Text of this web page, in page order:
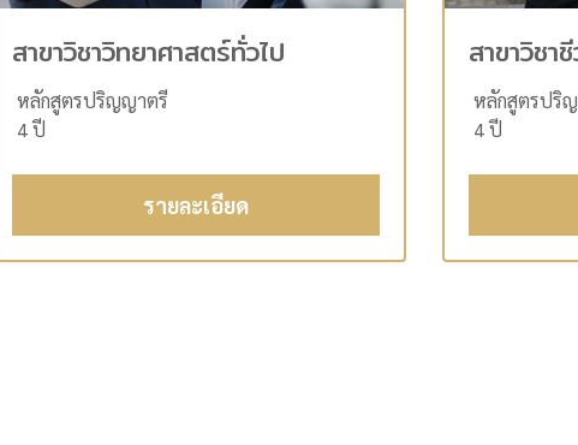
สาขาวิชาวิทยาศาสตร์ทั่วไป
หลักสูตรปริญญาตรี
4 ปี
รายละเอียด
สาขาวิชา
หลักสูตรปริ
4 ปี